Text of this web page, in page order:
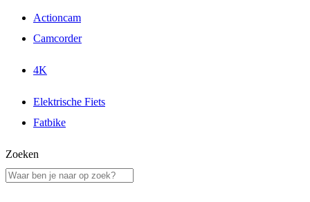
Actioncam
Camcorder
4K
Elektrische Fiets
Fatbike
Zoeken